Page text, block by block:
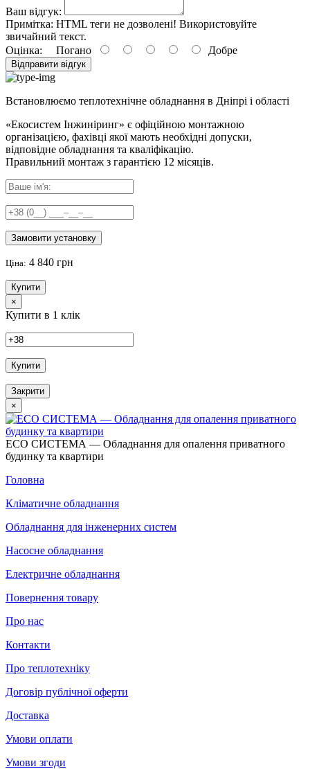
Ваш відгук:
Примітка: HTML теги не дозволені! Використовуйте
звичайний текст.
Оцінка: Погано Добре
Відправити відгук
Встановлюємо теплотехнічне обладнання в Дніпрі і області
«Екосистем Інжиніринг» є офіційною монтажною
організацією, фахівці якої мають необхідні допуски,
відповідне обладнання та кваліфікацію.
Правильний монтаж з гарантією 12 місяців.
Замовити установку
Ціна: 4 840 грн
Купити
×
Купити в 1 клік
Купити
Закрити
×
ECO СИСТЕМА — Обладнання для опалення приватного
будинку та квартири
Головна
Кліматичне обладнання
Обладнання для інженерних систем
Насосне обладнання
Електричне обладнання
Повернення товару
Про нас
Контакти
Про теплотехніку
Договір публічної оферти
Доставка
Умови оплати
Умови згоди